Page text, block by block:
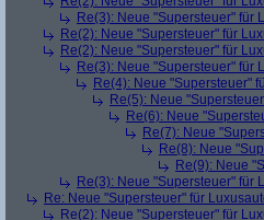
Re(3): Neue "Supersteuer" für
Re(2): Neue "Supersteuer" für
Re(2): Neue "Supersteuer" für
Re(3): Neue "Supersteuer" für
Re(4): Neue "Supersteuer"
Re(5): Neue
Re(6): Neue
Re(7): Neue
Re(8): Neue
Re(9): Neue
Re(3): Neue "Supersteuer" für
Re: Neue "Supersteuer" für
Re(2): Neue "Supersteuer" für